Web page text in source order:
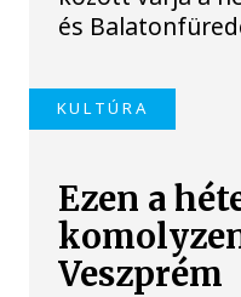
és
KULTÚRA
Ezen a
Veszprém